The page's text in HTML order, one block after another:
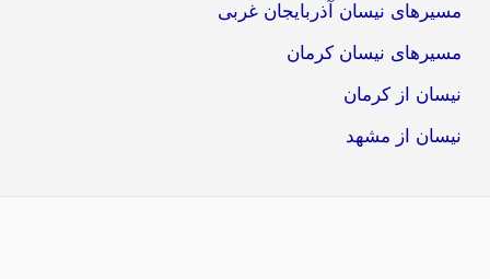
مسیرهای نیسان آذربایجان غربی
مسیرهای نیسان کرمان
نیسان از کرمان
نیسان از مشهد